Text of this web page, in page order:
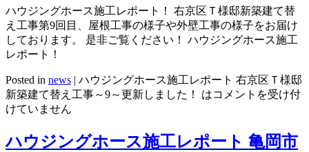
ハウジングホース施工レポート！ 右京区Ｔ様邸新築建て替
え工事第9回目、屋根工事の様子や外壁工事の様子をお届け
しております。 是非ご覧ください！ ハウジングホース施工
レポート！
Posted in news
ハウジングホース施工レポート 右京区Ｔ様邸
新築建て替え工事～9～更新しました！ はコメントを受け付
けていません
ハウジングホース施工レポート 亀岡市